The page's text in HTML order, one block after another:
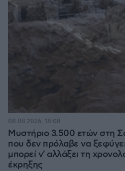
Μυστήριο 3.500 ετών στη
που δεν πρόλαβε να
μπορεί ν' αλλάξει τη
έκρηξης
08.08.2026, 18:08